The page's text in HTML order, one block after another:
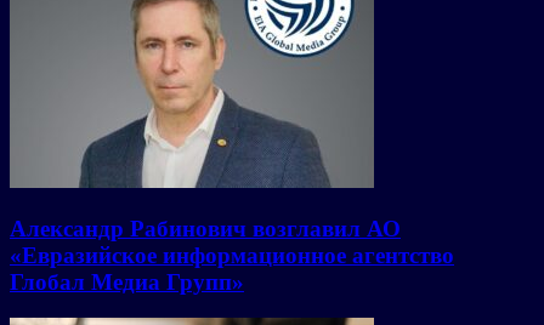
Александр Рабинович возглавил АО
«Евразийское информационное агентство
Глобал Медиа Групп»